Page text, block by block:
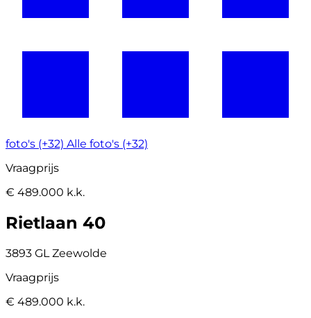
foto's (+32) Alle foto's (+32)
Vraagprijs
€ 489.000 k.k.
Rietlaan 40
3893 GL Zeewolde
Vraagprijs
€ 489.000 k.k.